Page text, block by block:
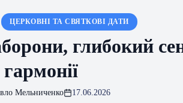
ЦЕРКОВНІ ТА СВЯТКОВІ ДАТИ
глибокий
гармонії
Мельниченко 17.06.2026